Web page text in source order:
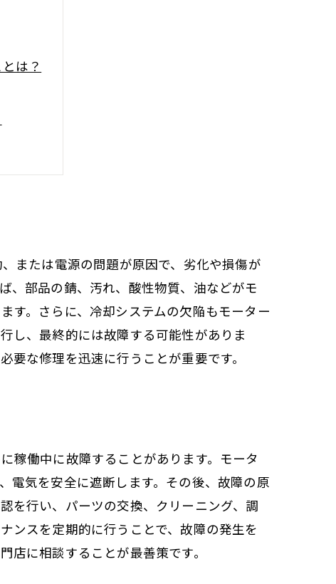
は？
または電源の問題が原因で、劣化や損傷が
、部品の錆、汚れ、酸性物質、油などがモ
す。さらに、冷却システムの欠陥もモーター
し、最終的には故障する可能性がありま
な修理を迅速に行うことが重要です。
稼働中に故障することがあります。モータ
電気を安全に遮断します。その後、故障の原
を行い、パーツの交換、クリーニング、調
ンスを定期的に行うことで、故障の発生を
に相談することが最善策です。